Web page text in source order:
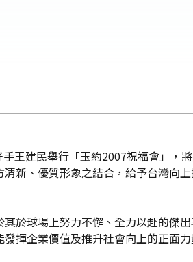
王建民舉行「玉約2007祝福會」，
新、優質形象之結合，給予台灣向
於球場上努力不懈、全力以赴的傑
揮企業價值及推升社會向上的正面力